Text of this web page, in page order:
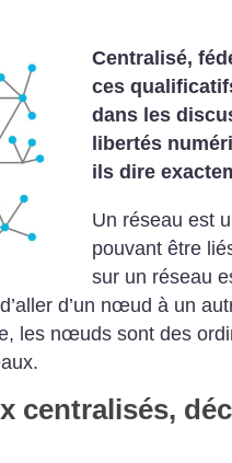
Centralisé,
ces
dans les
libertés
ils dire
Un réseau est
pouvant être
sur un réseau
d’un nœud à un
les nœuds sont des
centralisés,